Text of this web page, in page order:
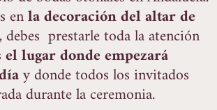
enla decoración del altar de
, debes prestarle toda la atención
el lugar donde empezará
y donde todos los invitados
durante la ceremonia.